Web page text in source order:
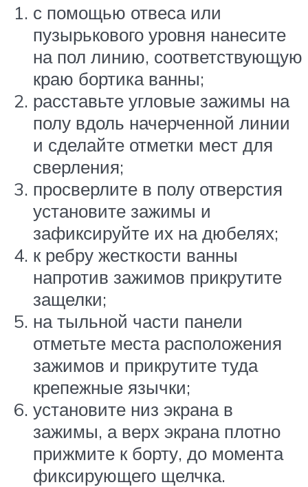
с помощью отвеса или
пузырькового уровня нанесите
на пол линию, соответствующую
краю бортика ванны;
расставьте угловые зажимы на
полу вдоль начерченной линии
и сделайте отметки мест для
сверления;
просверлите в полу отверстия
установите зажимы и
зафиксируйте их на дюбелях;
к ребру жесткости ванны
напротив зажимов прикрутите
защелки;
на тыльной части панели
отметьте места расположения
зажимов и прикрутите туда
крепежные язычки;
установите низ экрана в
зажимы, а верх экрана плотно
прижмите к борту, до момента
фиксирующего щелчка.